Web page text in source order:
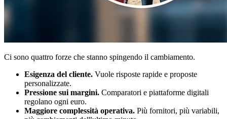
Ci sono quattro forze che stanno spingendo il cambiamento.
Esigenza del cliente. Vuole risposte rapide e proposte
personalizzate.
Pressione sui margini. Comparatori e piattaforme digitali
regolano ogni euro.
Maggiore complessità operativa. Più fornitori, più variabili,